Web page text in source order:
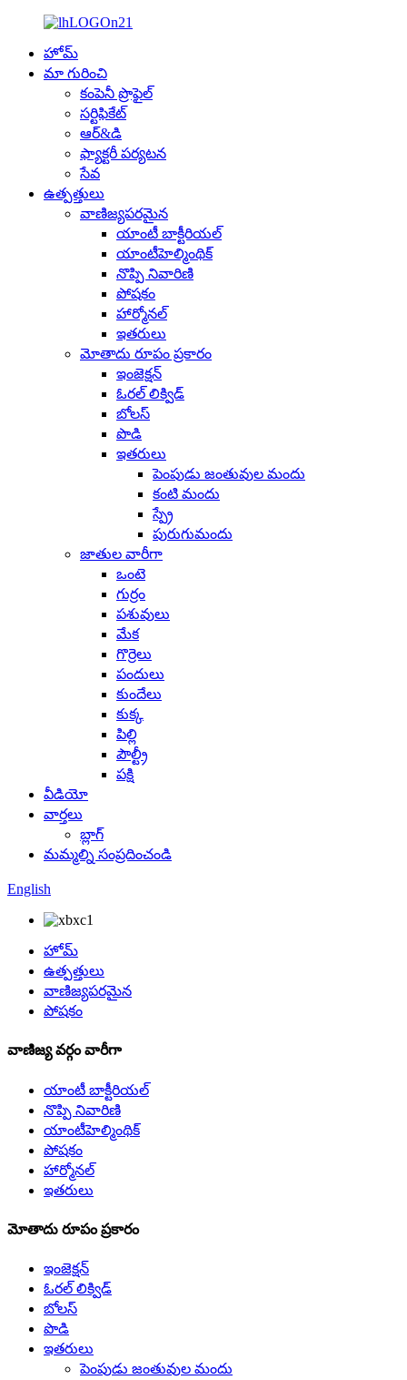
హోమ్
మా గురించి
కంపెనీ ప్రొఫైల్
సర్టిఫికేట్
ఆర్&డి
ఫ్యాక్టరీ పర్యటన
సేవ
ఉత్పత్తులు
వాణిజ్యపరమైన
యాంటీ బాక్టీరియల్
యాంటీహెల్మింథిక్
నొప్పి నివారిణి
పోషకం
హార్మోనల్
ఇతరులు
మోతాదు రూపం ప్రకారం
ఇంజెక్షన్
ఓరల్ లిక్విడ్
బోలస్
పొడి
ఇతరులు
పెంపుడు జంతువుల మందు
కంటి మందు
స్ప్రే
పురుగుమందు
జాతుల వారీగా
ఒంటె
గుర్రం
పశువులు
మేక
గొర్రెలు
పందులు
కుందేలు
కుక్క
పిల్లి
పౌల్ట్రీ
పక్షి
వీడియో
వార్తలు
బ్లాగ్
మమ్మల్ని సంప్రదించండి
English
హోమ్
ఉత్పత్తులు
వాణిజ్యపరమైన
పోషకం
వాణిజ్య వర్గం వారీగా
యాంటీ బాక్టీరియల్
నొప్పి నివారిణి
యాంటీహెల్మింథిక్
పోషకం
హార్మోనల్
ఇతరులు
మోతాదు రూపం ప్రకారం
ఇంజెక్షన్
ఓరల్ లిక్విడ్
బోలస్
పొడి
ఇతరులు
పెంపుడు జంతువుల మందు